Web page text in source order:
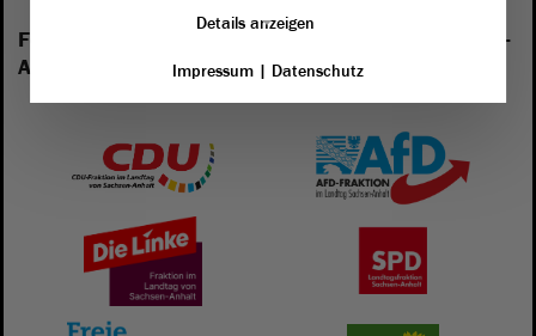
Folgende Fraktionen sind im Landtag von Sachsen-
Anhalt vertreten:
Details anzeigen
Impressum| Datenschutz